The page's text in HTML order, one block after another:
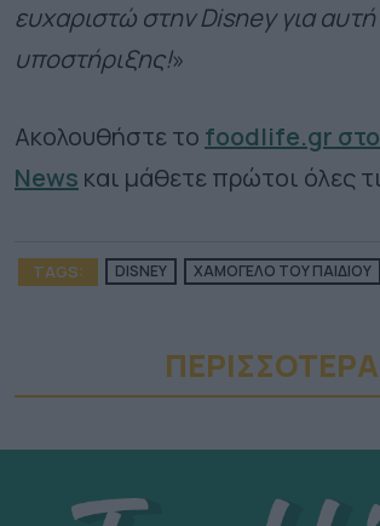
ευχαριστώ στην Disney για
υποστήριξης!»
Ακολουθήστε το foodlife.gr
News και μάθετε πρώτοι όλες
TAGS: DISNEY ΧΑΜΟΓΕΛΟ ΤΟΥ ΠΑΙΔΙΟΥ
ΠΕΡΙΣΣΟΤΕΡA